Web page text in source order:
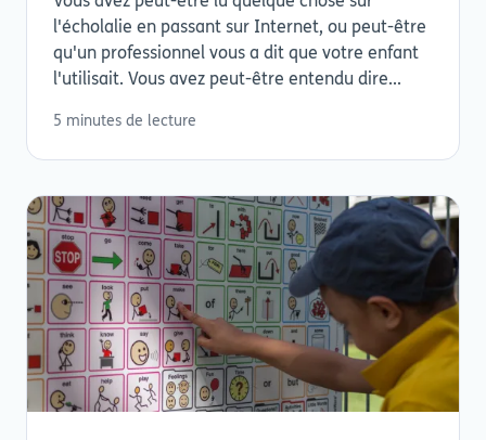
l'écholalie en passant sur Internet, ou peut-être
qu'un professionnel vous a dit que votre enfant
l'utilisait. Vous avez peut-être entendu dire...
5 minutes de lecture